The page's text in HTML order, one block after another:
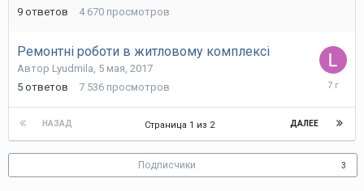
9 ответов 4 670 просмотров
Ремонтні роботи в житловому комплексі
Автор Lyudmila 5 мая, 2017
5 ответов 7 536 просмотров
11
2019
НАЗАД ДАЛЕЕ
Страница 1 из 2
Подписчики 3